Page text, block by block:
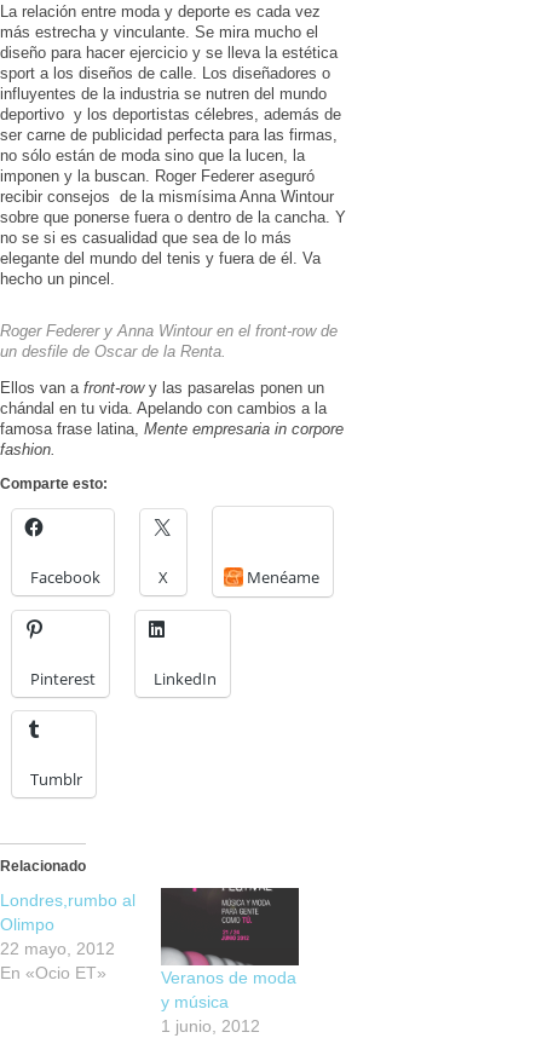
La relación entre moda y deporte es cada vez
más estrecha y vinculante. Se mira mucho el
diseño para hacer ejercicio y se lleva la estética
sport a los diseños de calle. Los diseñadores o
influyentes de la industria se nutren del mundo
deportivo y los deportistas célebres, además de
ser carne de publicidad perfecta para las firmas,
no sólo están de moda sino que la lucen, la
imponen y la buscan. Roger Federer aseguró
recibir consejos de la mismísima Anna Wintour
sobre que ponerse fuera o dentro de la cancha. Y
no se si es casualidad que sea de lo más
elegante del mundo del tenis y fuera de él. Va
hecho un pincel.
Roger Federer y Anna Wintour en el front-row de
un desfile de Oscar de la Renta.
Ellos van a front-rowy las pasarelas ponen un
chándal en tu vida. Apelando con cambios a la
famosa frase latina, Mente empresaria in corpore
fashion.
Comparte esto:
Facebook X Menéame
Pinterest LinkedIn
Tumblr
Relacionado
Londres,rumbo al
Olimpo
22 mayo, 2012
En «Ocio ET»
Veranos de moda
y música
1 junio, 2012